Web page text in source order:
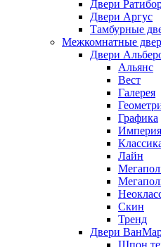
Двери
Двери Аргус
Тамбурные
Межкомнатные
Двери
Альянс
Вест
Галерея
Графика
Империя
Лайн
Скин
Тренд
Двери
Шпон